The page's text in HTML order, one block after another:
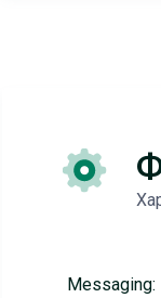
Messaging: